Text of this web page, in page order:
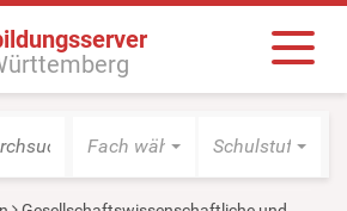
Fach wählen Schulstufe